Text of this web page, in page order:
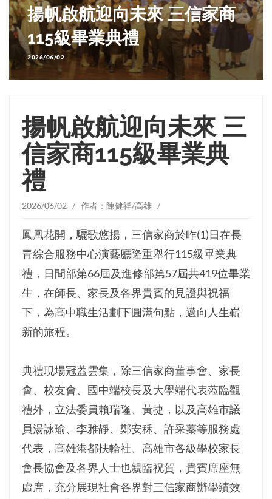
揚帆啟航迎向未來 三信家商
115級畢業典禮
2026/06/02
揚帆啟航迎向未來 三
信家商115級畢業典
禮
2026/06/02 / 作者：陳健祥/高雄 /
鳳凰花開，驪歌悠揚，三信家商於昨(1)日在長
青綜合服務中心演藝廳隆重舉行115級畢業典
禮，日間部第66屆及進修部第57屆共419位畢業
生，在師長、家長及各界貴賓的見證與祝福
下，為高中職生活劃下圓滿句點，邁向人生嶄
新的旅程。
典禮現場冠蓋雲集，除三信家商董事會、家長
會、校友會、國中端校長及大學端代表蒞臨觀
禮外，立法委員賴瑞隆、黃捷，以及高雄市議
員湯詠瑜、李雅靜、鄭安秝、許采蓁等服務處
代表，高雄港都扶輪社、高雄市各級學校家長
會長協會及各界人士也親臨祝賀，貴賓席座無
虛席，充分展現社會各界對三信家商辦學績效